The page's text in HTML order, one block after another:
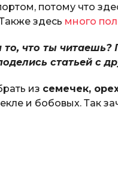
потому что
здесь много
то, что ты
статьей с
из семечек,
и бобовых. Так